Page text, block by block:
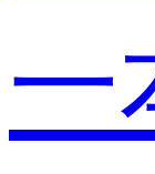
一